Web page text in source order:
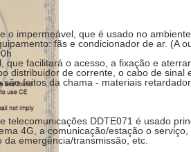
o impermeável, que é usado no
fãs e condicionador de ar. (A
que facilitará o acesso, a fixação e
distribuidor de corrente, o cabo de sinal
feitos da chama - materiais
telecomunicações DDTE071 é usado
4G, a comunicação/estação o
emergência/transmissão, etc.